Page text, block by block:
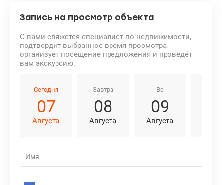
Запись на просмотр объекта
С вами свяжется специалист по недвижимости,
подтвердит выбранное время просмотра,
организует посещение предложения и проведёт
вам экскурсию.
Сегодня
07
Августа
Завтра
08
Августа
Вс
09
Августа